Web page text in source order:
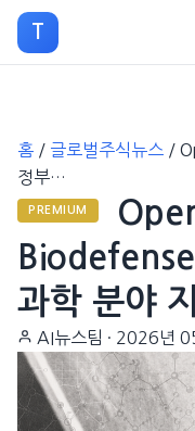
T
홈 / 글로벌주식뉴스 /
정부…
PREMIUM
과학 분야
AI뉴스팀 · 2026년